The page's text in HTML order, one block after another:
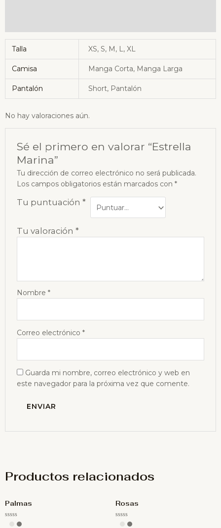
Talla XS, S, M, L, XL
Camisa Manga Corta, Manga Larga
Pantalón Short, Pantalón
No hay valoraciones aún.
Sé el primero en valorar “Estrella
Marina”
Tu dirección de correo electrónico no será publicada.
Los campos obligatorios están marcados con*
Tu puntuación*
Tu valoración*
Nombre*
Correo electrónico*
Guarda mi nombre, correo electrónico y web en
este navegador para la próxima vez que comente.
Productos relacionados
Palmas
Valorado
Rosas
Valorado